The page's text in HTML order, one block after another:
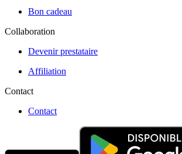
Bon cadeau
Collaboration
Devenir prestataire
Affiliation
Contact
Contact